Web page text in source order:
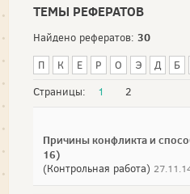
ТЕМЫ РЕФЕРАТОВ
Найдено рефератов: 30
П К Е Р О Э Д Б
Страницы:
1 2
Причины конфликта и
16)
(Контрольная работа)